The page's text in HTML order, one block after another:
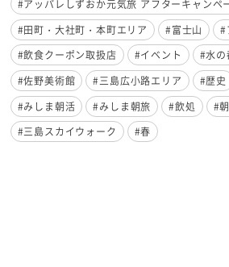
#アッパレしずおか元気旅 アフターキャンペ
#田町・大社町・本町エリア
#富士山
#
#飲食クーポン取扱店
#イベント
#水の
#佐野美術館
#三島広小路エリア
#歴史
#みしま朝活
#みしま朝旅 #飲処
#
#三島スカイウォーク
#春